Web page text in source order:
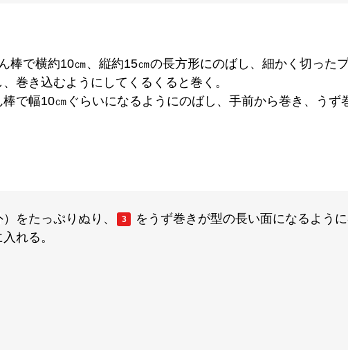
棒で横約10㎝、縦約15㎝の長方形にのばし、細かく切った
巻き込むようにしてくるくると巻く。
で幅10㎝ぐらいになるようにのばし、手前から巻き、うず
をたっぷりぬり、 3
をうず巻きが型の長い面になるよう
れる。